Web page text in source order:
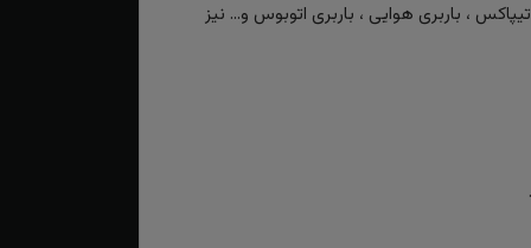
، باربری هوایی ، باربری اتوبوس و... نیز